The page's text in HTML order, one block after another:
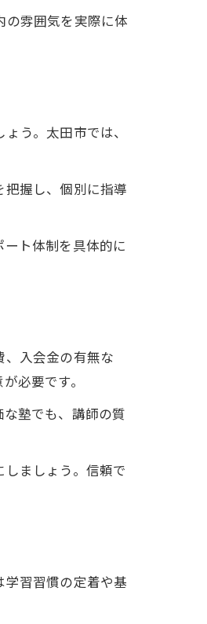
の雰囲気を実際に体
う。太田市では、
握し、個別に指導
ト体制を具体的に
入会金の有無な
必要です。
塾でも、講師の質
ましょう。信頼で
習習慣の定着や基